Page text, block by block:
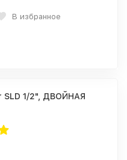
В избранное
SLD 1/2", ДВОЙНАЯ